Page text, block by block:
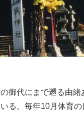
の御代にまで遡る由
る。毎年10月体育